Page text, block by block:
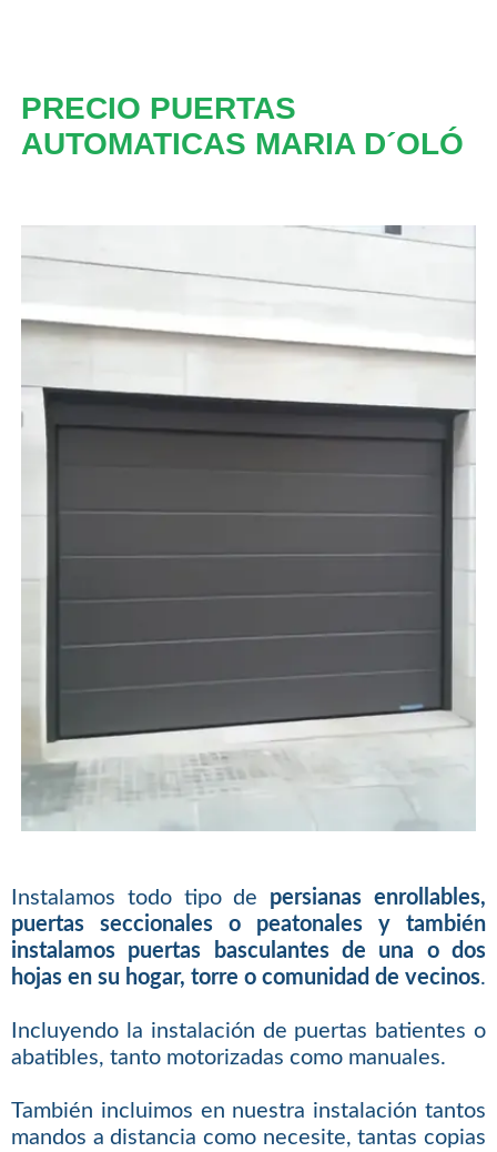
PRECIO PUERTAS
AUTOMATICAS MARIA D´OLÓ
Instalamos todo tipo de persianas enrollables,
puertas seccionales o peatonales y también
instalamos puertas basculantes de una o dos
hojas en su hogar, torre o comunidad de vecinos.
Incluyendo la instalación de puertas batientes o
abatibles, tanto motorizadas como manuales.
También incluimos en nuestra instalación tantos
mandos a distancia como necesite, tantas copias